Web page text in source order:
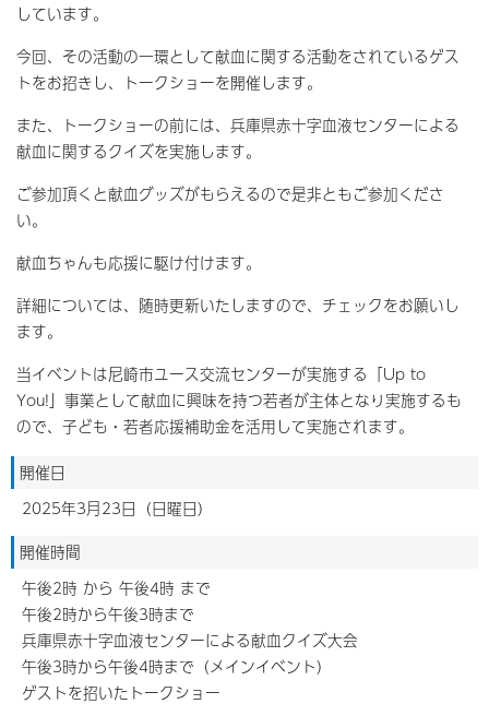
しています。
今回、その活動の一環として献血に関する活動をされているゲス
トをお招きし、トークショーを開催します。
また、トークショーの前には、兵庫県赤十字血液センターによる
献血に関するクイズを実施します。
ご参加頂くと献血グッズがもらえるので是非ともご参加くださ
い。
献血ちゃんも応援に駆け付けます。
詳細については、随時更新いたしますので、チェックをお願いし
ます。
当イベントは尼崎市ユース交流センターが実施する「Up to
You!」事業として献血に興味を持つ若者が主体となり実施するも
ので、子ども・若者応援補助金を活用して実施されます。
開催日
2025年3月23日（日曜日）
開催時間
午後2時 から 午後4時 まで
午後2時から午後3時まで
兵庫県赤十字血液センターによる献血クイズ大会
午後3時から午後4時まで（メインイベント）
ゲストを招いたトークショー